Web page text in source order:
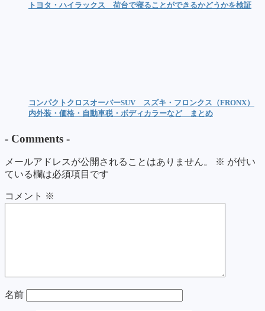
トヨタ・ハイラックス 荷台で寝ることができるかどうかを検証
コンパクトクロスオーバーSUV スズキ・フロンクス（FRONX）
内外装・価格・自動車税・ボディカラーなど まとめ
- Comments -
メールアドレスが公開されることはありません。 ※ が付い
ている欄は必須項目です
コメント ※
名前